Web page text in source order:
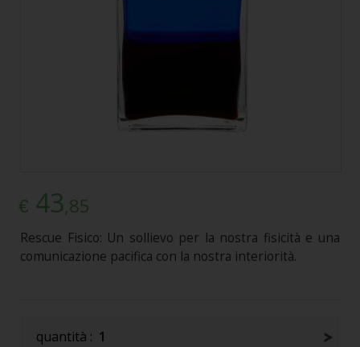
€ 43,85
Rescue Fisico: Un sollievo per la nostra fisicità e una
comunicazione pacifica con la nostra interiorità.
quantità : 1